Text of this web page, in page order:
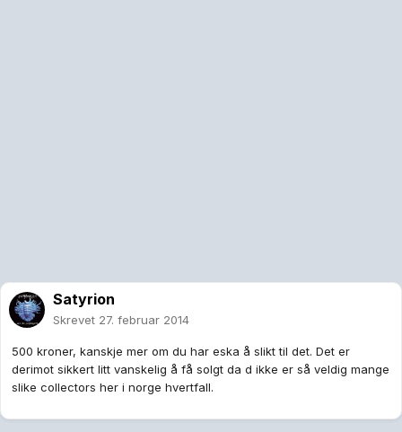
Satyrion
Skrevet 27. februar 2014
500 kroner, kanskje mer om du har eska å slikt til det. Det er
derimot sikkert litt vanskelig å få solgt da d ikke er så veldig mange
slike collectors her i norge hvertfall.